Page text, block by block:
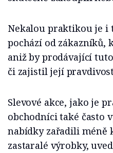
Nekalou praktikou je i
pochází od
aniž by prodávající
či zajistil její
Slevové akce, jako je
obchodníci také často
nabídky zařadili méně
zastaralé výrobky,